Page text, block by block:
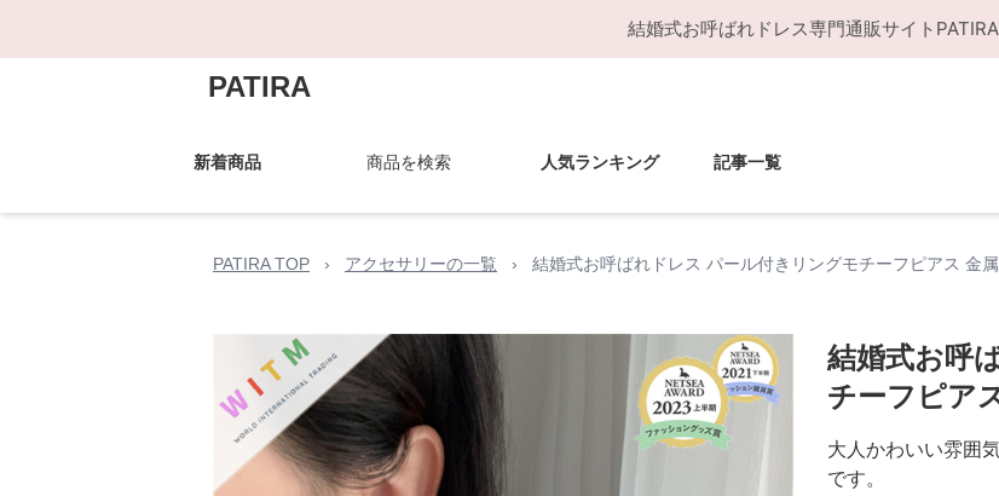
結婚式お呼ばれドレス専門通販サイト PATIRA
PATIRA
新着商品 商品を検索 人気ランキング 記事一覧
PATIRA TOP › アクセサリーの一覧 › 結婚式お呼ばれドレス パール付きリングモチーフピアス 金
結婚式お呼
チーフピア
大人かわいい雰囲
です。